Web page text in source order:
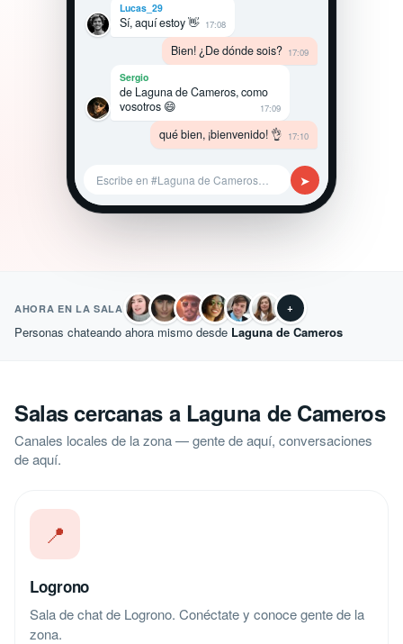
Lucas_29
Sí, aquí estoy 👋 17:08
Bien! ¿De dónde sois? 17:09
Sergio
de Laguna de Cameros, como
vosotros 😄
17:09
qué bien, ¡bienvenido! 👌 17:10
Escribe en #Laguna de Cameros… ➤
AHORA EN LA SALA +
Personas chateando ahora mismo desde Laguna de Cameros
Salas cercanas a Laguna de Cameros
Canales locales de la zona — gente de aquí, conversaciones
de aquí.
📍
Logrono
Sala de chat de Logrono. Conéctate y conoce gente de la
zona.